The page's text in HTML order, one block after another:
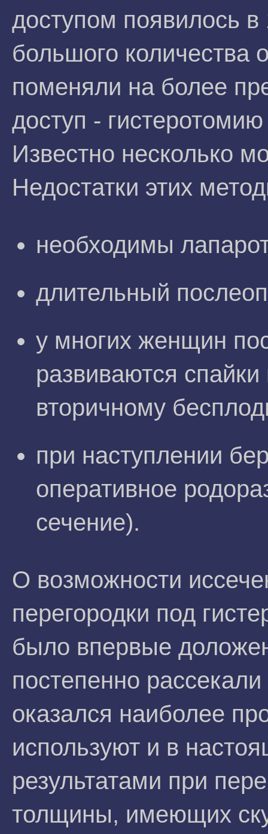
доступом появилось в
большого количества
поменяли на более
доступ -
Известно несколько
Недостатки этих
необходимы
длительный
у многих женщин
развиваются
вторичному
при наступлении
оперативное
сечение).
О возможности
перегородки под
было впервые
постепенно
оказался наиболее
используют и в
результатами при
толщины, имеющих